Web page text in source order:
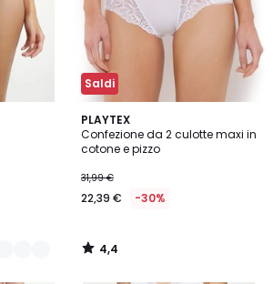
Saldi
PLAYTEX
Confezione da 2 culotte maxi in
cotone e pizzo
31,99 €
22,39 € -30%
4,4
/ 5
4,4
/